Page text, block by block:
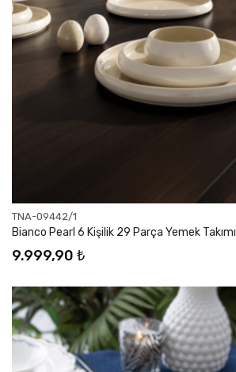
TNA-09442/1
Bianco Pearl 6 Kişilik 29 Parça Yemek Takımı
9.999,90 ₺